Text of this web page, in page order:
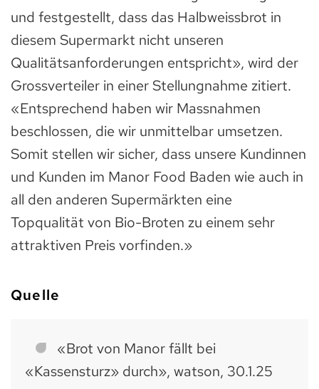
und festgestellt, dass das Halbweissbrot in
diesem Supermarkt nicht unseren
Qualitätsanforderungen entspricht», wird der
Grossverteiler in einer Stellungnahme zitiert.
«Entsprechend haben wir Massnahmen
beschlossen, die wir unmittelbar umsetzen.
Somit stellen wir sicher, dass unsere Kundinnen
und Kunden im Manor Food Baden wie auch in
all den anderen Supermärkten eine
Topqualität von Bio-Broten zu einem sehr
attraktiven Preis vorfinden.»
Quelle
«Brot von Manor fällt bei
«Kassensturz» durch», watson, 30.1.25